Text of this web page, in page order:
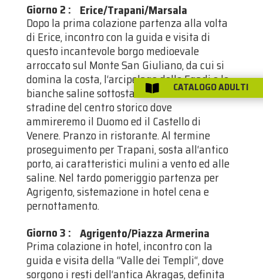
Giorno 2 : Erice/Trapani/Marsala
Dopo la prima colazione partenza alla volta
di Erice, incontro con la guida e visita di
questo incantevole borgo medioevale
arroccato sul Monte San Giuliano, da cui si
domina la costa, l‘arcipelago delle Egadi e le
bianche saline sottostanti. Affascinanti le
stradine del centro storico dove
ammireremo il Duomo ed il Castello di
Venere. Pranzo in ristorante. Al termine
proseguimento per Trapani, sosta all‘antico
porto, ai caratteristici mulini a vento ed alle
saline. Nel tardo pomeriggio partenza per
Agrigento, sistemazione in hotel cena e
pernottamento.
Giorno 3 : Agrigento/Piazza Armerina
Prima colazione in hotel, incontro con la
guida e visita della “Valle dei Templi‘‘, dove
sorgono i resti dell‘antica Akragas, definita
 CATALOGO ADULTI